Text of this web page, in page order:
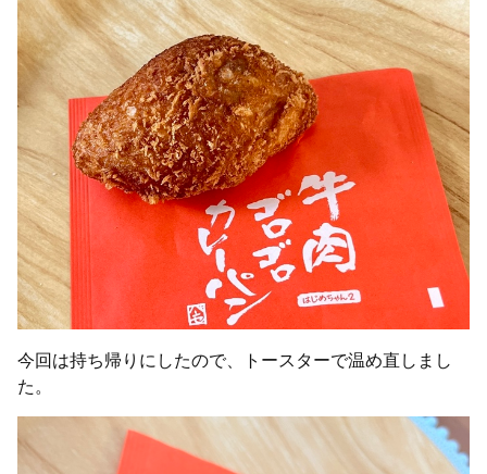
今回は持ち帰りにしたので、トースターで温め直しまし
た。